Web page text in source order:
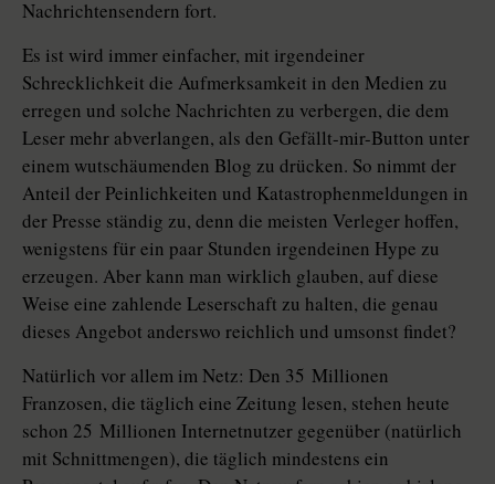
Nachrichtensendern fort.
Es ist wird immer einfacher, mit irgendeiner
Schrecklichkeit die Aufmerksamkeit in den Medien zu
erregen und solche Nachrichten zu verbergen, die dem
Leser mehr abverlangen, als den Gefällt-mir-Button unter
einem wutschäumenden Blog zu drücken. So nimmt der
Anteil der Peinlichkeiten und Katastrophenmeldungen in
der Presse ständig zu, denn die meisten Verleger hoffen,
wenigstens für ein paar Stunden irgendeinen Hype zu
erzeugen. Aber kann man wirklich glauben, auf diese
Weise eine zahlende Leserschaft zu halten, die genau
dieses Angebot anderswo reichlich und umsonst findet?
Natürlich vor allem im Netz: Den 35 Millionen
Franzosen, die täglich eine Zeitung lesen, stehen heute
schon 25 Millionen Internetnutzer gegenüber (natürlich
mit Schnittmengen), die täglich mindestens ein